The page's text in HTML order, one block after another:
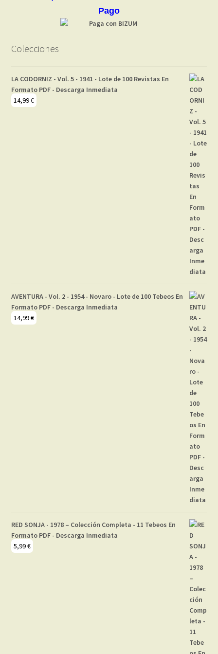
Pago
Colecciones
LA CODORNIZ - Vol. 5 - 1941 - Lote de 100 Revistas En
Formato PDF - Descarga Inmediata
14,99€
AVENTURA - Vol. 2 - 1954 - Novaro - Lote de 100 Tebeos En
Formato PDF - Descarga Inmediata
14,99€
RED SONJA - 1978 – Colección Completa - 11 Tebeos En
Formato PDF - Descarga Inmediata
5,99€